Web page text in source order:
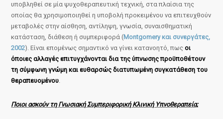
υποβληθεί σε μία ψυχοθεραπευτική τεχνική, στα πλαίσια της
οποίας θα χρησιμοποιηθεί η υποβολή προκειμένου να επιτευχθούν
μεταβολές στην αίσθηση, αντίληψη, γνωσία, συναισθηματική
κατάσταση, διάθεση ή συμπεριφορά (Montgomery και συνεργάτες,
2002). Είναι επομένως σημαντικό να γίνει κατανοητό, πως οι
όποιες αλλαγές επιτυγχάνονται δια της ύπνωσης προϋποθέτουν
τη σύμφωνη γνώμη και ευθαρσώς διατυπωμένη συγκατάθεση του
θεραπευομένου.
Ποιοι ασκούν τη Γνωσιακή Συμπεριφορική Κλινική Υπνοθεραπεία;